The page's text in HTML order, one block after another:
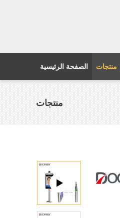
الصفحة الرئيسية منتجات
منتجات